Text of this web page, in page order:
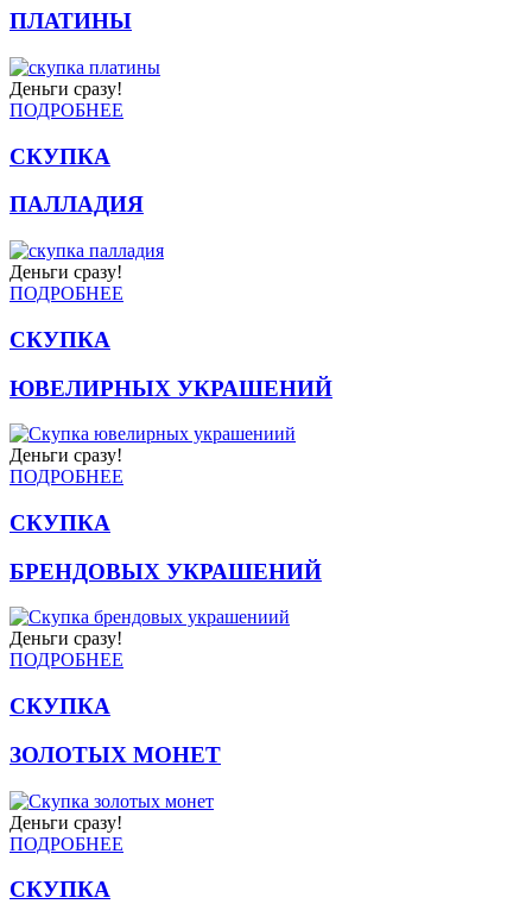
ПЛАТИНЫ
Деньги сразу!
ПОДРОБНЕЕ
СКУПКА
ПАЛЛАДИЯ
Деньги сразу!
ПОДРОБНЕЕ
СКУПКА
ЮВЕЛИРНЫХ УКРАШЕНИЙ
Деньги сразу!
ПОДРОБНЕЕ
СКУПКА
БРЕНДОВЫХ УКРАШЕНИЙ
Деньги сразу!
ПОДРОБНЕЕ
СКУПКА
ЗОЛОТЫХ МОНЕТ
Деньги сразу!
ПОДРОБНЕЕ
СКУПКА